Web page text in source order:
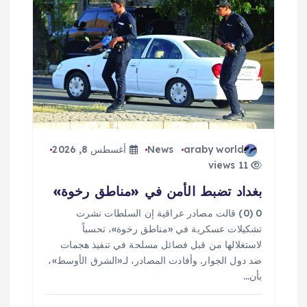
ق
ت
araby world
News
أغسطس 8, 2026
11 views
بغداد تضبط الأمن في «مناطق رخوة»
0 (0) قالت مصادر عراقية إن السلطات نشرت
تشكيلات عسكرية في «مناطق رخوة»، تحسباً
لاستغلالها من قبل فصائل مسلحة في تنفيذ هجمات
ضد دول الجوار. وأفادت المصادر، لـ«الشرق الأوسط»،
بأن…